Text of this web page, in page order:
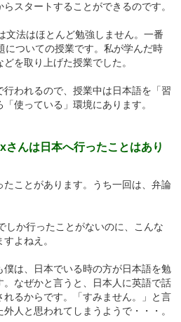
スタートすることができるのです。
文法はほとんど勉強しません。一番
についての授業です。私が学んだ時
を取り上げた授業でした。
われるので、授業中は日本語を「習
使っている」環境にあります。
さんは日本へ行ったことはあり
たことがあります。うち一回は、弁論
しか行ったことがないのに、こんな
よねえ。
は、日本でいる時の方が日本語を勉
なぜかと言うと、日本人に英語で話
れるからです。「すみません。」と言
人と思われてしまうようで・・・。